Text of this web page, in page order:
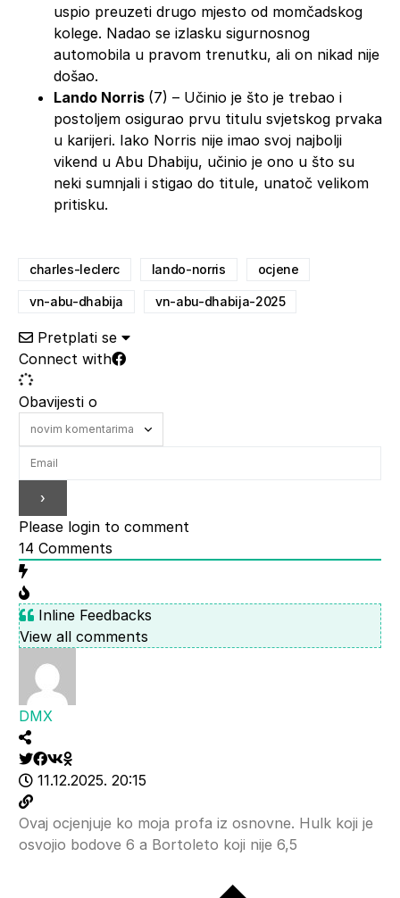
uspio preuzeti drugo mjesto od momčadskog
kolege. Nadao se izlasku sigurnosnog
automobila u pravom trenutku, ali on nikad nije
došao.
Lando Norris (7) – Učinio je što je trebao i
postoljem osigurao prvu titulu svjetskog prvaka
u karijeri. Iako Norris nije imao svoj najbolji
vikend u Abu Dhabiju, učinio je ono u što su
neki sumnjali i stigao do titule, unatoč velikom
pritisku.
charles-leclerc lando-norris ocjene
vn-abu-dhabija vn-abu-dhabija-2025
Pretplati se
Connect with
Obavijesti o
Please login to comment
14 Comments
Inline Feedbacks
View all comments
DMX
11.12.2025. 20:15
Ovaj ocjenjuje ko moja profa iz osnovne. Hulk koji je
osvojio bodove 6 a Bortoleto koji nije 6,5